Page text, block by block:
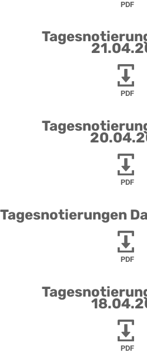
PDF
PDF
PDF
Tagesnotierungen
PDF
PDF